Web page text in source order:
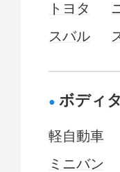
トヨタ
スバル
ボディ
軽自動車
ミニバン